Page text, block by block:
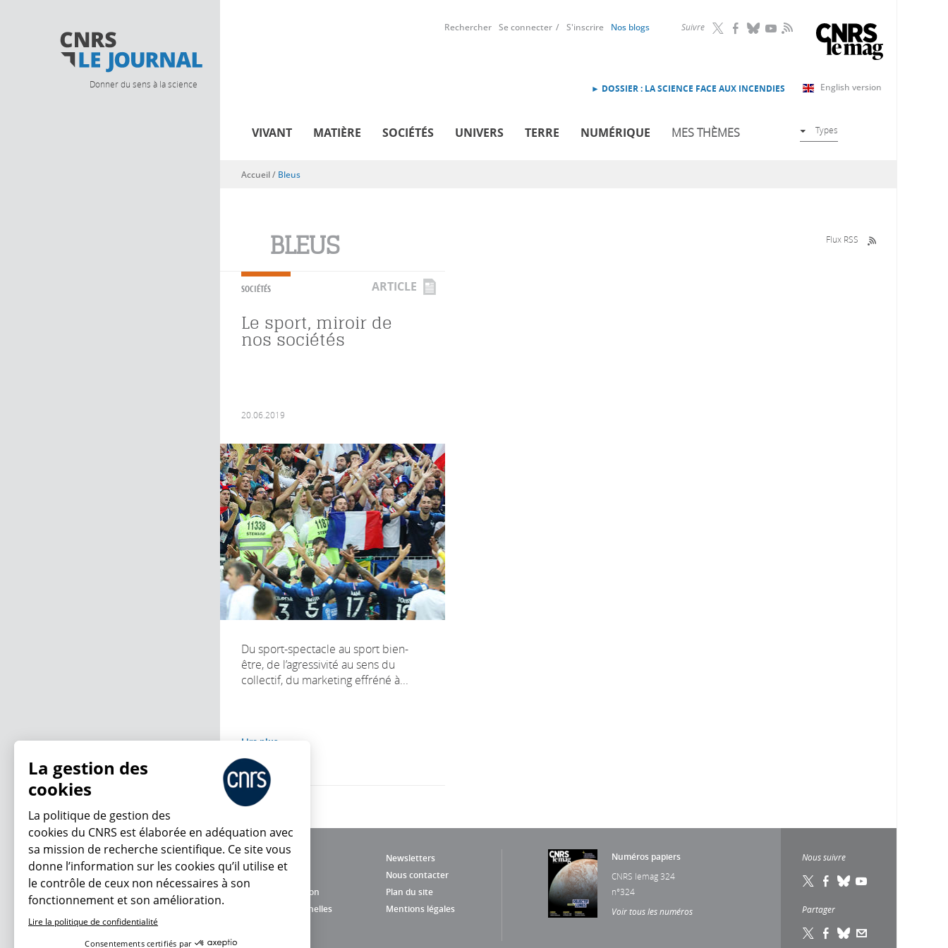
Donner du sens à la science
Suivre RSS
Rechercher Se connecter S'inscrire Nos blogs
English version
► DOSSIER : LA SCIENCE FACE AUX INCENDIES
VIVANT MATIÈRE SOCIÉTÉS UNIVERS TERRE NUMÉRIQUE MES THÈMES Types
Vous êtes ici
Accueil/ Bleus
BLEUS Flux RSS
SOCIÉTÉS ARTICLE
Le sport, miroir de
nos sociétés
20.06.2019
Du sport-spectacle au sport bien-
être, de l’agressivité au sens du
collectif, du marketing effréné à...
Lire plus
Newsletters
Nous contacter
Charte d'utilisation
Plan du site
Données personnelles
Mentions légales
Numéros papiers
CNRS lemag 324
n°324
Voir tous les numéros
Nous suivre
Partager
En ce moment
La gestion des
cookies
La politique de gestion des
cookies du CNRS est élaborée en adéquation avec
sa mission de recherche scientifique. Ce site vous
donne l’information sur les cookies qu’il utilise et
le contrôle de ceux non nécessaires à son
fonctionnement et son amélioration.
Lire la politique de confidentialité
Consentements certifiés par